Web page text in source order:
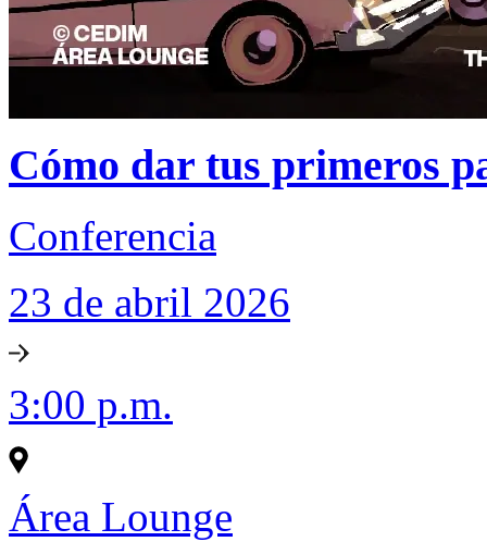
Cómo dar tus primeros
Conferencia
23 de abril 2026
3:00 p.m.
Área Lounge